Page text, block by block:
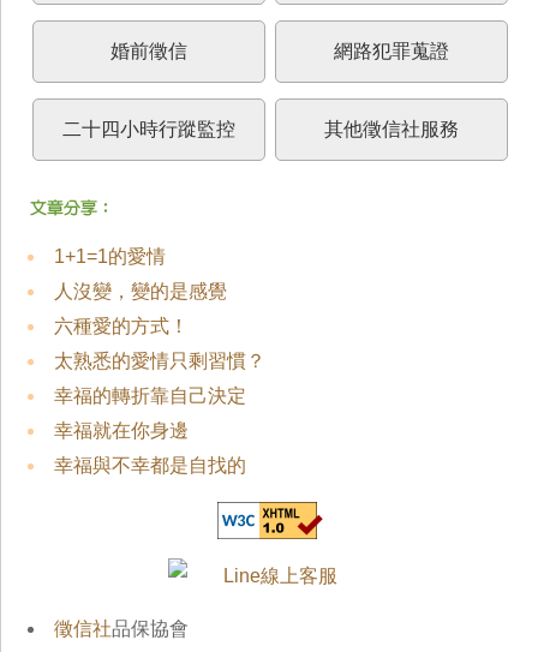
婚前徵信 網路犯罪蒐證
二十四小時行蹤監控 其他徵信社服務
1+1=1的愛情
人沒變，變的是感覺
六種愛的方式！
太熟悉的愛情只剩習慣？
幸福的轉折靠自己決定
幸福就在你身邊
幸福與不幸都是自找的
徵信社品保協會